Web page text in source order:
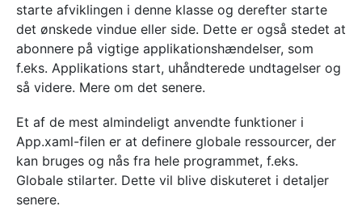
starte afviklingen i denne klasse og derefter starte
det ønskede vindue eller side. Dette er også stedet at
abonnere på vigtige applikationshændelser, som
f.eks. Applikations start, uhåndterede undtagelser og
så videre. Mere om det senere.
Et af de mest almindeligt anvendte funktioner i
App.xaml-filen er at definere globale ressourcer, der
kan bruges og nås fra hele programmet, f.eks.
Globale stilarter. Dette vil blive diskuteret i detaljer
senere.